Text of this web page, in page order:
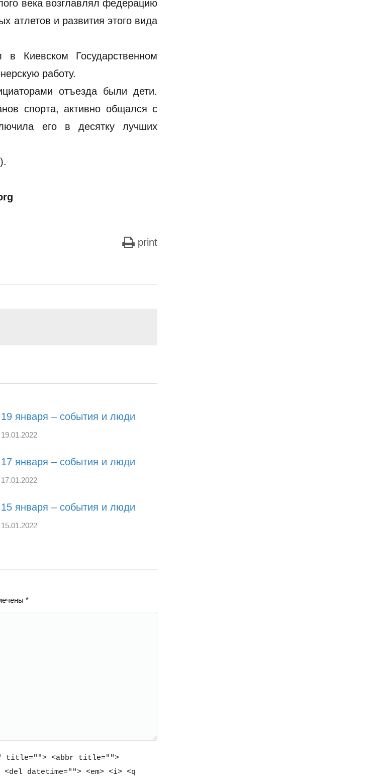
века возглавлял федерацию
атлетов и развития этого вида
в Киевском Государственном
работу.
отъезда были дети.
спорта, активно общался с
его в десятку лучших
print
19 января – события и люди
19.01.2022
17 января – события и люди
17.01.2022
15 января – события и люди
15.01.2022
*
title=""> <abbr title="">
datetime=""> <em> <i> <q